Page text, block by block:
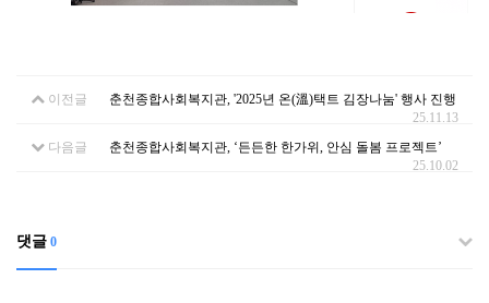
이전글
춘천종합사회복지관, '2025년 온(溫)택트 김장나눔' 행사 진행
25.11.13
다음글
춘천종합사회복지관, ‘든든한 한가위, 안심 돌봄 프로젝트’
25.10.02
댓글 0